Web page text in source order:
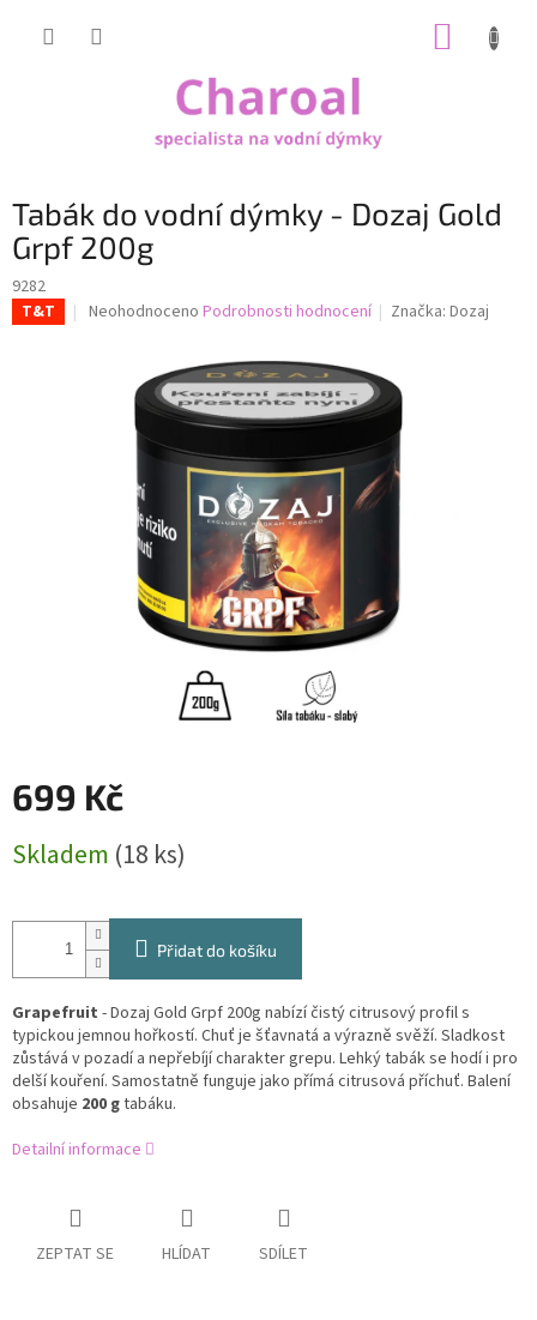
Tabák do vodní dýmky - Dozaj Gold
Grpf 200g
9282
T&T
Průměrné
Neohodnoceno Podrobnosti hodnocení Značka:Dozaj
699 Kč
cena:
Skladem (18 ks)
Přidat do košíku
Grapefruit - Dozaj Gold Grpf 200g nabízí čistý citrusový profil s
typickou jemnou hořkostí. Chuť je šťavnatá a výrazně svěží. Sladkost
zůstává v pozadí a nepřebíjí charakter grepu. Lehký tabák se hodí i pro
delší kouření. Samostatně funguje jako přímá citrusová příchuť. Balení
obsahuje 200 gtabáku.
Detailní informace
ZEPTAT SE HLÍDAT SDÍLET